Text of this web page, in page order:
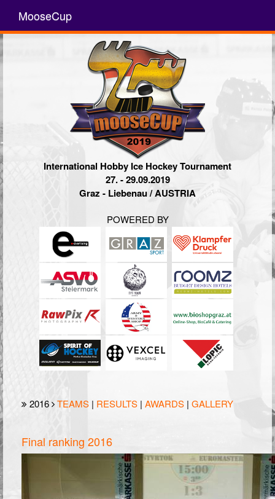
MooseCup
International Hobby Ice Hockey Tournament
27. - 29.09.2019
Graz - Liebenau / AUSTRIA
POWERED BY
2016 TEAMS | RESULTS | AWARDS | GALLERY
Final ranking 2016